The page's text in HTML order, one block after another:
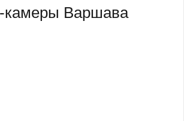
камеры Варшава